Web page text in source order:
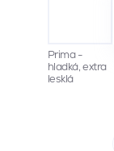
Prima -
hladká, extra
lesklá